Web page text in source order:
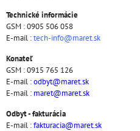
Technické informácie
GSM : 0905 506 058
E-mail :tech-info@maret.sk
Konateľ
GSM : 0915 765 126
E-mail :odbyt@maret.sk
E-mail : maret@maret.sk
Odbyt - fakturácia
E-mail :fakturacia@maret.sk